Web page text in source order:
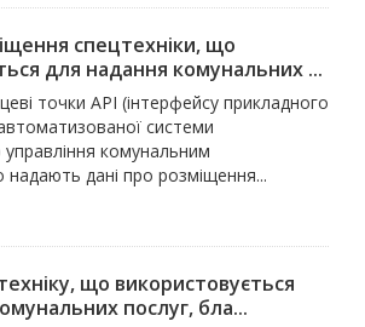
спецтехніки, що
для надання комунальних ...
точки API (інтерфейсу прикладного
системи
комунальним
дані про розміщення...
що використовується
послуг, бла...